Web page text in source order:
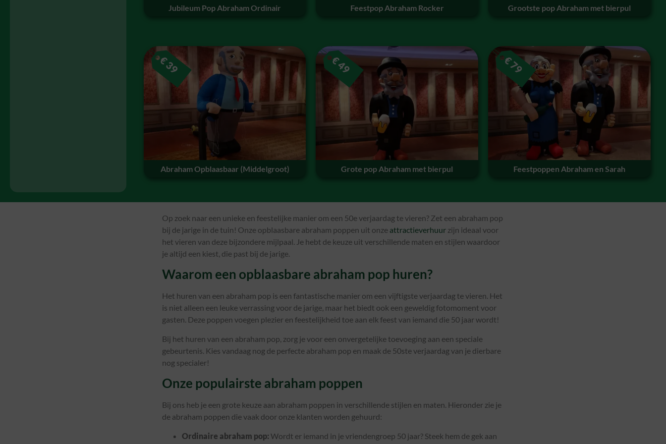
Jubileum Pop Abraham Ordinair Feestpop Abraham Rocker Grootste pop Abraham met bierpul
Abraham Opblaasbaar (Middelgroot)
€
39
Grote pop Abraham met bierpul
€
49
Feestpoppen Abraham en Sarah
€
79
Op zoek naar een unieke en feestelijke manier om een 50e verjaardag te vieren? Zet een abraham pop
bij de jarige in de tuin! Onze opblaasbare abraham poppen uit onze attractieverhuur zijn ideaal voor
het vieren van deze bijzondere mijlpaal. Je hebt de keuze uit verschillende maten en stijlen waardoor
je altijd een kiest, die past bij de jarige.
Waarom een opblaasbare abraham pop huren?
Het huren van een abraham pop is een fantastische manier om een vijftigste verjaardag te vieren. Het
is niet alleen een leuke verrassing voor de jarige, maar het biedt ook een geweldig fotomoment voor
gasten. Deze poppen voegen plezier en feestelijkheid toe aan elk feest van iemand die 50 jaar wordt!
Bij het huren van een abraham pop, zorg je voor een onvergetelijke toevoeging aan een speciale
gebeurtenis. Kies vandaag nog de perfecte abraham pop en maak de 50ste verjaardag van je dierbare
nog specialer!
Onze populairste abraham poppen
Bij ons heb je een grote keuze aan abraham poppen in verschillende stijlen en maten. Hieronder zie je
de abraham poppen die vaak door onze klanten worden gehuurd:
Ordinaire abraham pop: Wordt er iemand in je vriendengroep 50 jaar? Steek hem de gek aan